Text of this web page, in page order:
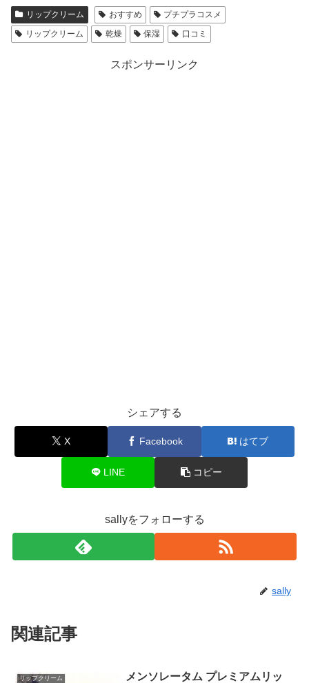
リップクリーム おすすめ
プチプラコスメ
リップクリーム
乾燥 保湿 口コミ
スポンサーリンク
シェアする
X Facebook はてブ
LINE コピー
sallyをフォローする
sally
関連記事
リップクリーム
メンソレータム プレミアムリッ